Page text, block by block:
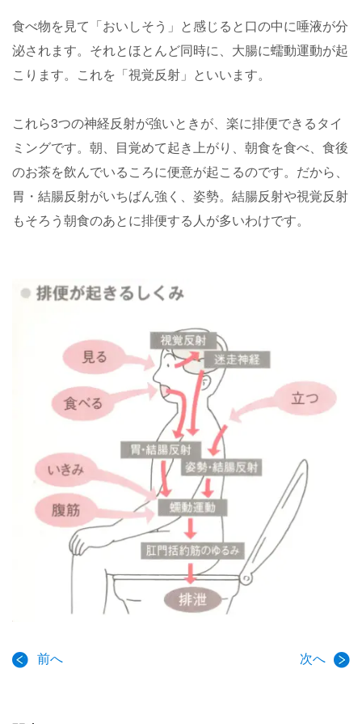
食べ物を見て「おいしそう」と感じると口の中に唾液が分
泌されます。それとほとんど同時に、大腸に蠕動運動が起
こります。これを「視覚反射」といいます。
これら3つの神経反射が強いときが、楽に排便できるタイ
ミングです。朝、目覚めて起き上がり、朝食を食べ、食後
のお茶を飲んでいるころに便意が起こるのです。だから、
胃・結腸反射がいちばん強く、姿勢。結腸反射や視覚反射
もそろう朝食のあとに排便する人が多いわけです。
前へ 次へ